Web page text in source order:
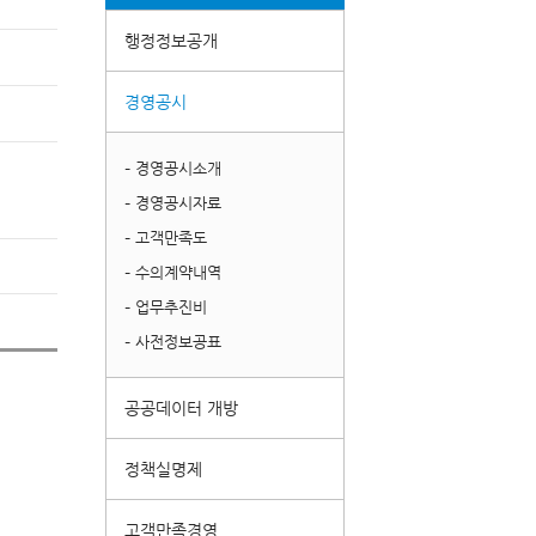
행정정보공개
경영공시
– 경영공시소개
– 경영공시자료
– 고객만족도
– 수의계약내역
– 업무추진비
– 사전정보공표
공공데이터 개방
정책실명제
고객만족경영